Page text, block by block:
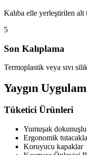
Kalıba elle yerleştirilen alt
5
Son Kalıplama
Termoplastik veya sıvı
Yaygın
Tüketici Ürünleri
Yumuşak
Ergonomik
Koruyucu kapaklar